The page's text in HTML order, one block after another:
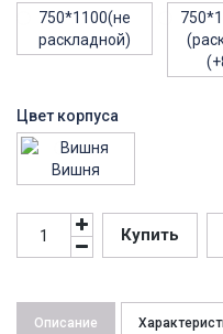
750*1100(не
раскладной)
Цвет корпуса
Вишня
Купить
Описание